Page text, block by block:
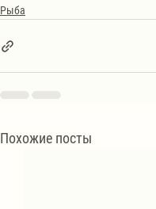
Рыба
Похожие посты